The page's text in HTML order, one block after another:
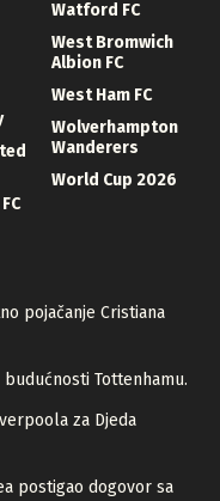
Watford FC
West Bromwich
Albion FC
West Ham FC
Wolverhampton
Wanderers
World Cup 2026
pojačanje Cristiana
Tottenhamu.
za Djeda
postigao dogovor sa